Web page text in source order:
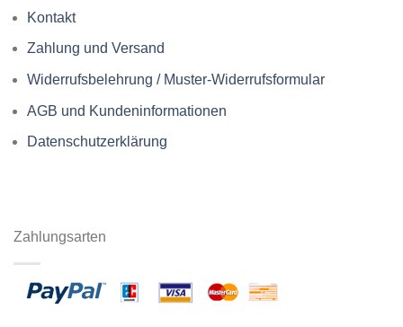
Kontakt
Zahlung und Versand
Widerrufsbelehrung / Muster-Widerrufsformular
AGB und Kundeninformationen
Datenschutzerklärung
Zahlungsarten